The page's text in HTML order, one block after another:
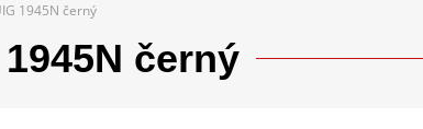
1945N černý
černý